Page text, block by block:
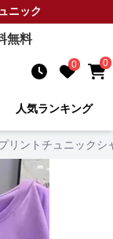
ニック
無料
0 0
人気ランキング
リントチュニックシ